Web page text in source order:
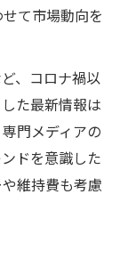
て市場動向を
、コロナ禍以
た最新情報は
門メディアの
ドを意識した
維持費も考慮